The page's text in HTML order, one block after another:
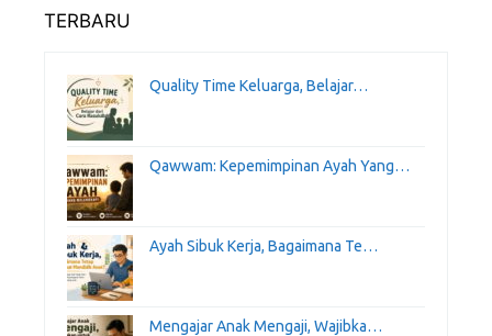
TERBARU
Quality Time Keluarga, Belajar…
Qawwam: Kepemimpinan Ayah Yang…
Ayah Sibuk Kerja, Bagaimana Te…
Mengajar Anak Mengaji, Wajibka…